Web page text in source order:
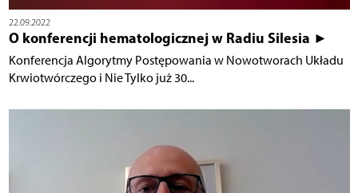
22.09.2022
O konferencji hematologicznej w Radiu Silesia ►
Konferencja Algorytmy Postępowania w Nowotworach Układu
Krwiotwórczego i Nie Tylko już 30...